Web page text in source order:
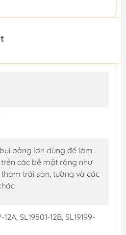
bảng lớn dùng để làm
các bề mặt rộng như
thảm trải sàn, tường và các
12A, SL19501-12B, SL19199-